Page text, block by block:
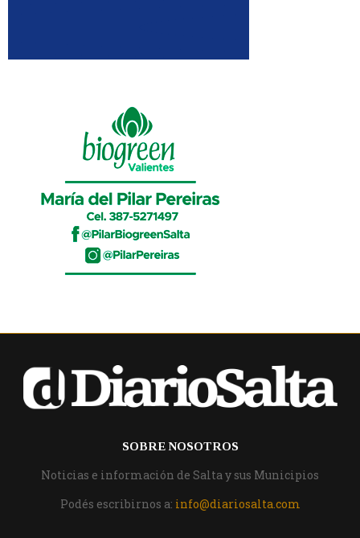
SOBRE NOSOTROS
Noticias e información de Salta y sus Municipios
Podés escribirnos a: info@diariosalta.com